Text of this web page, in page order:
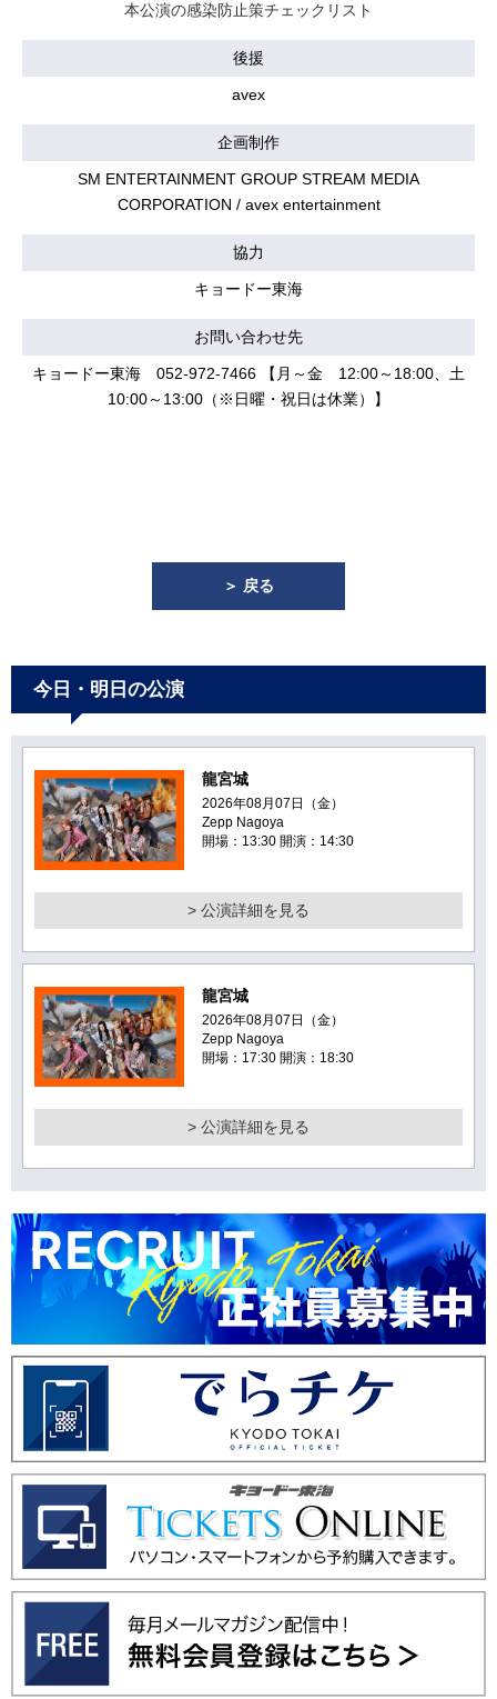
本公演の感染防止策チェックリスト
後援
avex
企画制作
SM ENTERTAINMENT GROUP STREAM MEDIA
CORPORATION / avex entertainment
協力
キョードー東海
お問い合わせ先
キョードー東海 052-972-7466 【月～金 12:00～18:00、土
10:00～13:00（※日曜・祝日は休業）】
＞ 戻る
今日・明日の公演
龍宮城
2026年08月07日（金）
Zepp Nagoya
開場：13:30 開演：14:30
> 公演詳細を見る
龍宮城
2026年08月07日（金）
Zepp Nagoya
開場：17:30 開演：18:30
> 公演詳細を見る